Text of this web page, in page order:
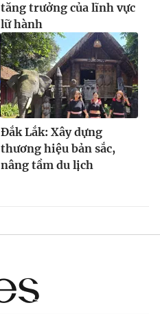
tăng trưởng của lĩnh vực
lữ hành
Đắk Lắk: Xây dựng
thương hiệu bản sắc,
nâng tầm du lịch